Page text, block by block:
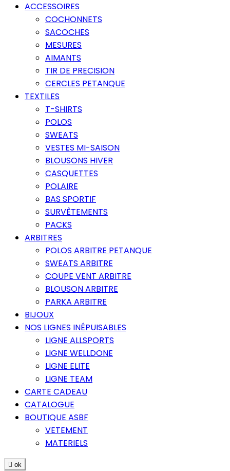
ACCESSOIRES
COCHONNETS
SACOCHES
MESURES
AIMANTS
TIR DE PRECISION
CERCLES PETANQUE
TEXTILES
T-SHIRTS
POLOS
SWEATS
VESTES MI-SAISON
BLOUSONS HIVER
CASQUETTES
POLAIRE
BAS SPORTIF
SURVÊTEMENTS
PACKS
ARBITRES
POLOS ARBITRE PETANQUE
SWEATS ARBITRE
COUPE VENT ARBITRE
BLOUSON ARBITRE
PARKA ARBITRE
BIJOUX
NOS LIGNES INÉPUISABLES
LIGNE ALLSPORTS
LIGNE WELLDONE
LIGNE ELITE
LIGNE TEAM
CARTE CADEAU
CATALOGUE
BOUTIQUE ASBF
VETEMENT
MATERIELS
 ok